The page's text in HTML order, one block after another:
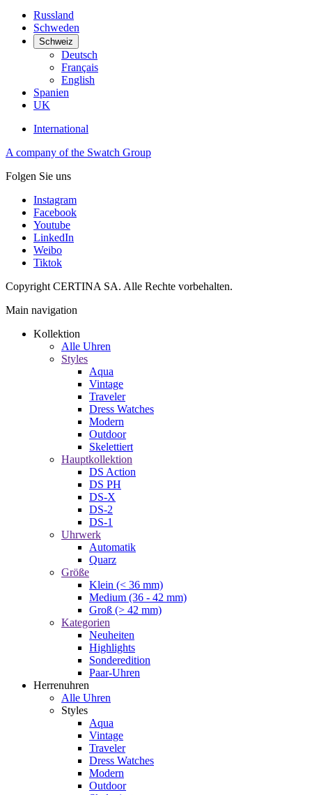
Russland
Schweden
Schweiz
Deutsch
Français
English
Spanien
UK
International
A company of the Swatch Group
Folgen Sie uns
Instagram
Facebook
Youtube
LinkedIn
Weibo
Tiktok
Copyright CERTINA SA. Alle Rechte vorbehalten.
Main navigation
Kollektion
Alle Uhren
Styles
Aqua
Vintage
Traveler
Dress Watches
Modern
Outdoor
Skelettiert
Hauptkollektion
DS Action
DS PH
DS-X
DS-2
DS-1
Uhrwerk
Automatik
Quarz
Größe
Klein (< 36 mm)
Medium (36 - 42 mm)
Groß (> 42 mm)
Kategorien
Neuheiten
Highlights
Sonderedition
Paar-Uhren
Herrenuhren
Alle Uhren
Styles
Aqua
Vintage
Traveler
Dress Watches
Modern
Outdoor